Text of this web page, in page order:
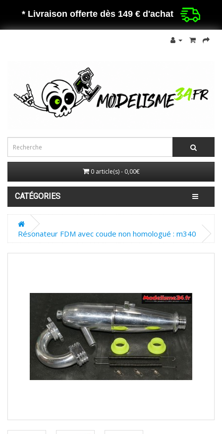
* Livraison offerte dès 149 € d'achat
0 article(s) - 0,00€
CATÉGORIES
Résonateur FDM avec coude non homologué : m340